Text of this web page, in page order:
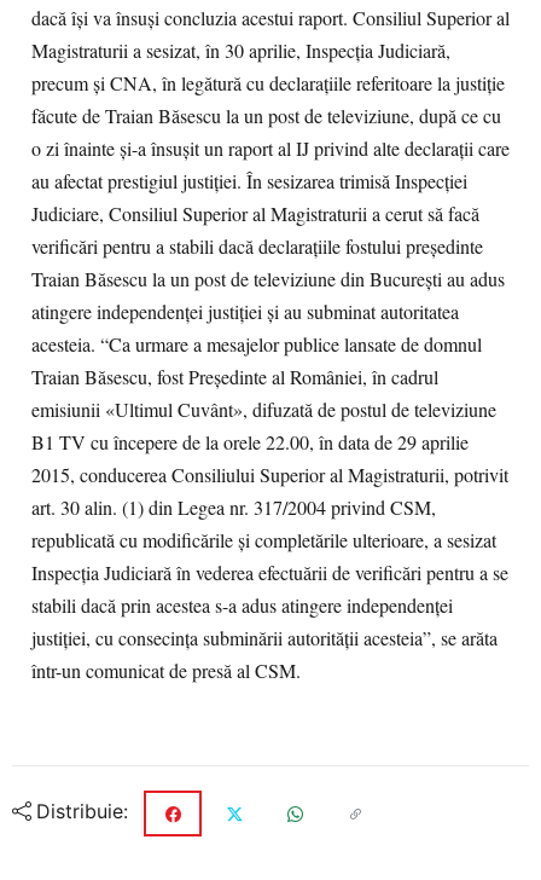
dacă îşi va însuşi concluzia acestui raport. Consiliul Superior al
Magistraturii a sesizat, în 30 aprilie, Inspecţia Judiciară,
precum şi CNA, în legătură cu declaraţiile referitoare la justiţie
făcute de Traian Băsescu la un post de televiziune, după ce cu
o zi înainte şi-a însuşit un raport al IJ privind alte declaraţii care
au afectat prestigiul justiţiei. În sesizarea trimisă Inspecţiei
Judiciare, Consiliul Superior al Magistraturii a cerut să facă
verificări pentru a stabili dacă declaraţiile fostului preşedinte
Traian Băsescu la un post de televiziune din Bucureşti au adus
atingere independenţei justiţiei şi au subminat autoritatea
acesteia. “Ca urmare a mesajelor publice lansate de domnul
Traian Băsescu, fost Preşedinte al României, în cadrul
emisiunii «Ultimul Cuvânt», difuzată de postul de televiziune
B1 TV cu începere de la orele 22.00, în data de 29 aprilie
2015, conducerea Consiliului Superior al Magistraturii, potrivit
art. 30 alin. (1) din Legea nr. 317/2004 privind CSM,
republicată cu modificările şi completările ulterioare, a sesizat
Inspecţia Judiciară în vederea efectuării de verificări pentru a se
stabili dacă prin acestea s-a adus atingere independenţei
justiţiei, cu consecinţa subminării autorităţii acesteia”, se arăta
într-un comunicat de presă al CSM.
Distribuie: